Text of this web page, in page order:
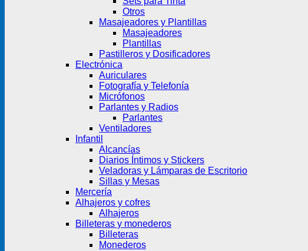
Otros
Masajeadores y Plantillas
Masajeadores
Plantillas
Pastilleros y Dosificadores
Electrónica
Auriculares
Fotografía y Telefonía
Micrófonos
Parlantes y Radios
Parlantes
Ventiladores
Infantil
Alcancías
Diarios Íntimos y Stickers
Veladoras y Lámparas de Escritorio
Sillas y Mesas
Mercería
Alhajeros y cofres
Alhajeros
Billeteras y monederos
Billeteras
Monederos